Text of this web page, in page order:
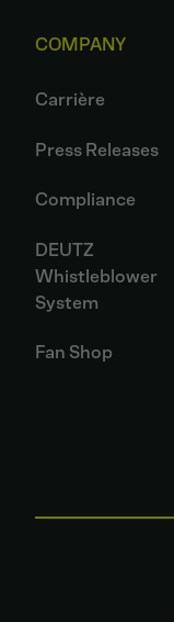
COMPANY
Carrière
Press Releases
Compliance
DEUTZ
Whistleblower
System
Fan Shop